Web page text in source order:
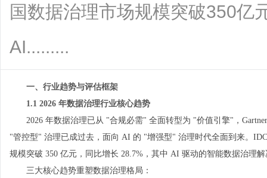
国数据治理市场规模突破350亿
AI.........
一、行业趋势与评估框架
1.1 2026 年数据治理行业核心趋势
2026 年数据治理已从 "合规必需" 全面转型为 "价值引擎"，
"管控型" 治理已成过去，面向 AI 的 "增强型" 治理时代全面到来。
规模突破 350 亿元，同比增长 28.7%，其中 AI 驱动的智能数据治理
三大核心趋势重塑数据治理格局：